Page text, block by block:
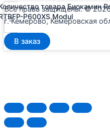
Все права защищены. ©
г. Кемерово, Кемеровская
-
товара Биокамин
P600XS Modul
В заказ